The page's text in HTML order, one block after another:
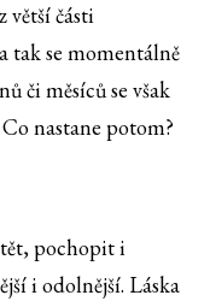
větší části
tak se momentálně
či měsíců se však
nastane potom?
pochopit i
i odolnější. Láska